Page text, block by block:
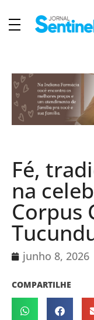
Fé,
na
Corpus
junho 8, 2026
COMPARTILHE